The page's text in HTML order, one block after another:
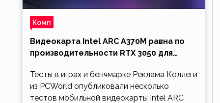
Комп
Видеокарта Intel ARC A370M равна по
производительности RTX 3050 для
Тесты в играх и бенчмарке Реклама Коллеги
из PCWorld опубликовали несколько
тестов мобильной видеокарты Intel ARC